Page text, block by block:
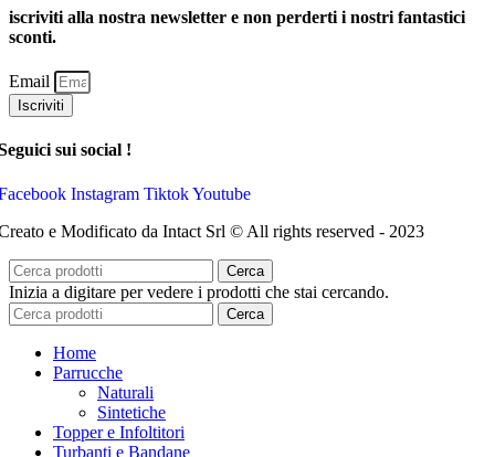
iscriviti alla nostra newsletter e non perderti i nostri fantastici
sconti.
Email
Iscriviti
sui social !
Instagram TiktokYoutube
e Modificato da Intact Srl © All rights reserved - 2023
Cerca
Inizia a digitare per vedere i prodotti che stai cercando.
Cerca
Home
Parrucche
Naturali
Sintetiche
Topper e Infoltitori
Turbanti e Bandane